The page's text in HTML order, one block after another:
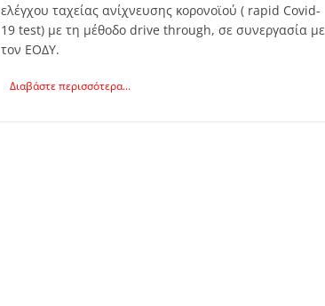
ελέγχου ταχείας ανίχνευσης κορονοϊού ( rapid Covid-
19 test) με τη μέθοδο drive through, σε συνεργασία με
τον ΕΟΔΥ.
Διαβάστε περισσότερα...